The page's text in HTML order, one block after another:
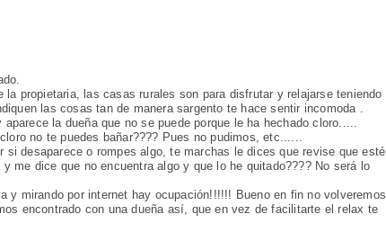
propietaria, las casas rurales son para disfrutar y relajarse teniendo
las cosas tan de manera sargento te hace sentir incomoda .
la dueña que no se puede porque le ha hechado cloro.....
no te puedes bañar???? Pues no pudimos, etc......
si desaparece o rompes algo, te marchas le dices que revise que esté
me dice que no encuentra algo y que lo he quitado???? No será lo
y mirando por internet hay ocupación!!!!!! Bueno en fin no volveremos
encontrado con una dueña así, que en vez de facilitarte el relax te